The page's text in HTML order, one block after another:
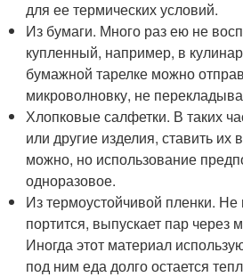
для ее термических условий.
Из бумаги. Много раз ею не
купленный, например, в
бумажной тарелке можно
микроволновку, не
Хлопковые салфетки. В таких
или другие изделия, ставить
можно, но использование
одноразовое.
Из термоустойчивой пленки. Не
портится, выпускает пар через
Иногда этот материал
под ним еда долго остается